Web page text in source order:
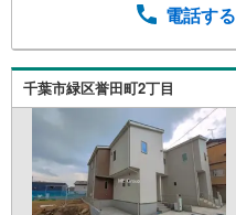
さいませ。 電話する
千葉市緑区誉田町2丁目